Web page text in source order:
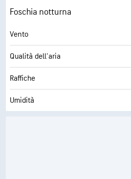
Foschia notturna
Vento
Qualità dell'aria
Raffiche
Umidità